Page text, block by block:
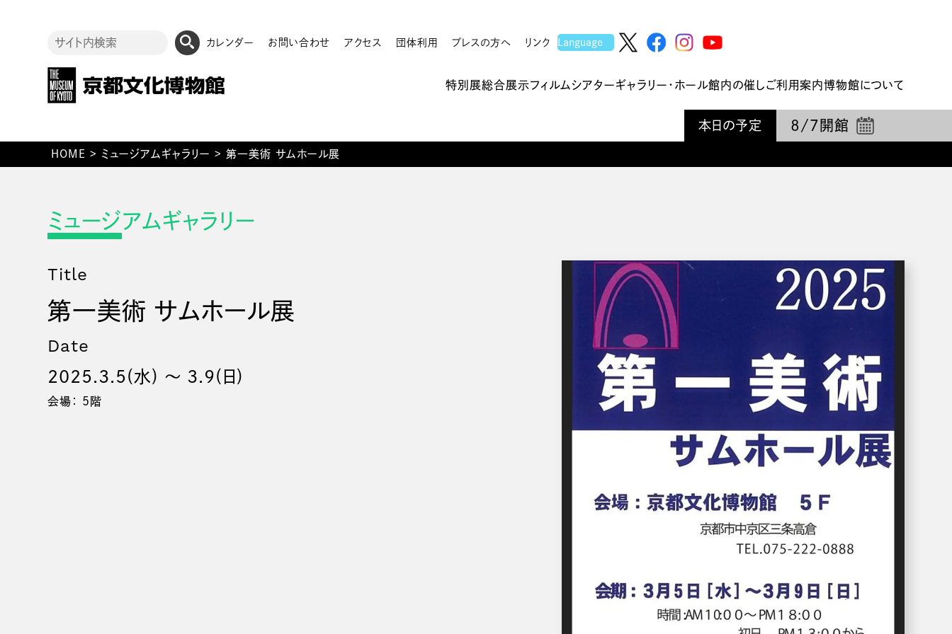
カレンダー お問い合わせ アクセス 団体利用 プレスの方へ リンク
特別展総合展示フィルムシアターギャラリー・ホール館内の催しご利用案内博物館について
本日の予定 8/7 開館
HOME > ミュージアムギャラリー > 第一美術 サムホール展
Title
第一美術 サムホール展
Date
2025.3.5(水) 〜 3.9(日)
会場： 5階